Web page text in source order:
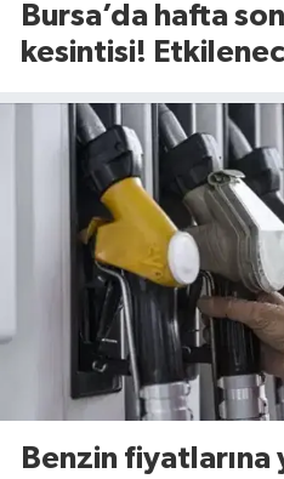
Bursa’da hafta
kesintisi!
Benzin